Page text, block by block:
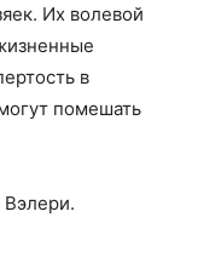
Их волевой
в
помешать
Вэлери.